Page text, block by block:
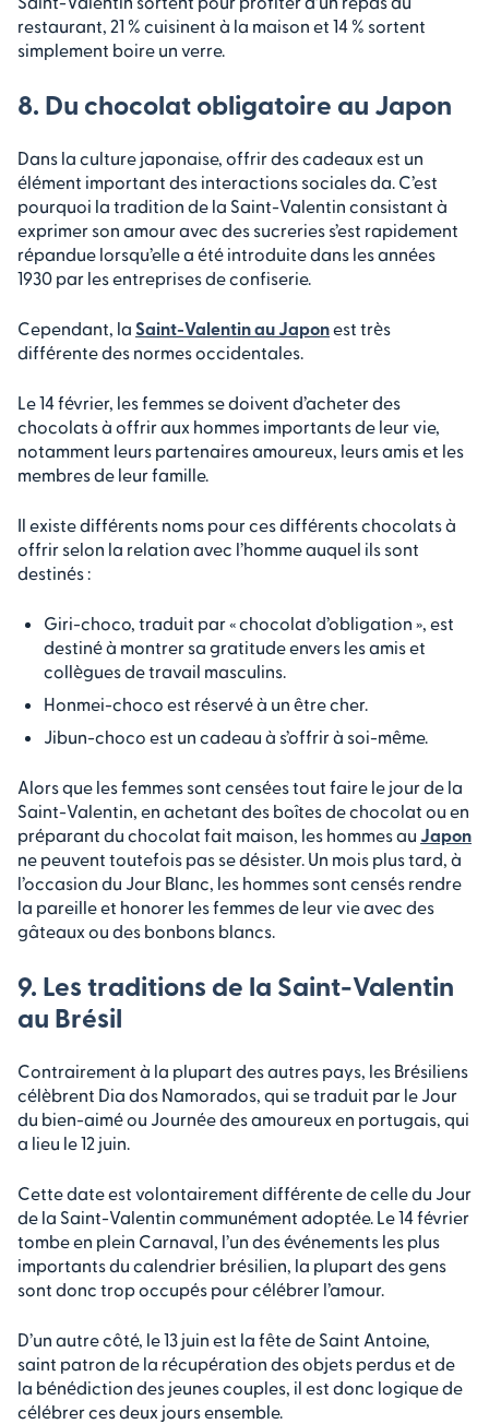
restaurant, 21 % cuisinent à la maison et 14 % sortent
simplement boire un verre.
8. Du chocolat obligatoire au Japon
Dans la culture japonaise, offrir des cadeaux est un
élément important des interactions sociales da. C’est
pourquoi la tradition de la Saint-Valentin consistant à
exprimer son amour avec des sucreries s’est rapidement
répandue lorsqu’elle a été introduite dans les années
1930 par les entreprises de confiserie.
Cependant, la Saint-Valentin au Japonest très
différente des normes occidentales.
Le 14 février, les femmes se doivent d’acheter des
chocolats à offrir aux hommes importants de leur vie,
notamment leurs partenaires amoureux, leurs amis et les
membres de leur famille.
Il existe différents noms pour ces différents chocolats à
offrir selon la relation avec l’homme auquel ils sont
destinés :
Giri-choco, traduit par « chocolat d’obligation », est
destiné à montrer sa gratitude envers les amis et
collègues de travail masculins.
Honmei-choco est réservé à un être cher.
Jibun-choco est un cadeau à s’offrir à soi-même.
Alors que les femmes sont censées tout faire le jour de la
Saint-Valentin, en achetant des boîtes de chocolat ou en
préparant du chocolat fait maison, les hommes au Japon
ne peuvent toutefois pas se désister. Un mois plus tard, à
l’occasion du Jour Blanc, les hommes sont censés rendre
la pareille et honorer les femmes de leur vie avec des
gâteaux ou des bonbons blancs.
9. Les traditions de la Saint-Valentin
au Brésil
Contrairement à la plupart des autres pays, les Brésiliens
célèbrent Dia dos Namorados, qui se traduit par le Jour
du bien-aimé ou Journée des amoureux en portugais, qui
a lieu le 12 juin.
Cette date est volontairement différente de celle du Jour
de la Saint-Valentin communément adoptée. Le 14 février
tombe en plein Carnaval, l’un des événements les plus
importants du calendrier brésilien, la plupart des gens
sont donc trop occupés pour célébrer l’amour.
D’un autre côté, le 13 juin est la fête de Saint Antoine,
saint patron de la récupération des objets perdus et de
la bénédiction des jeunes couples, il est donc logique de
célébrer ces deux jours ensemble.